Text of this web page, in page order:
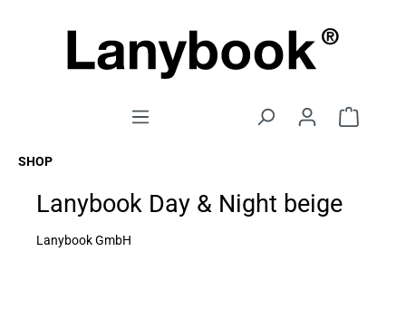
SHOP
Lanybook Day & Night beige
Lanybook GmbH